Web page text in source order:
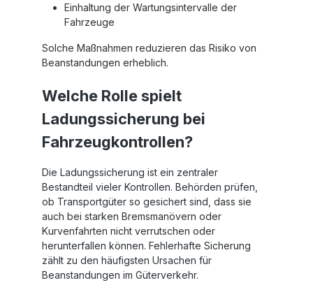
Einhaltung der Wartungsintervalle der
Fahrzeuge
Solche Maßnahmen reduzieren das Risiko von
Beanstandungen erheblich.
Welche Rolle spielt
Ladungssicherung bei
Fahrzeugkontrollen?
Die Ladungssicherung ist ein zentraler
Bestandteil vieler Kontrollen. Behörden prüfen,
ob Transportgüter so gesichert sind, dass sie
auch bei starken Bremsmanövern oder
Kurvenfahrten nicht verrutschen oder
herunterfallen können. Fehlerhafte Sicherung
zählt zu den häufigsten Ursachen für
Beanstandungen im Güterverkehr.